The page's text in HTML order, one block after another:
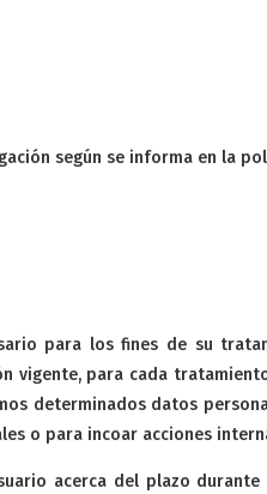
según se informa en la
para los fines de su
vigente, para cada
determinados datos
o para incoar acciones
acerca del plazo